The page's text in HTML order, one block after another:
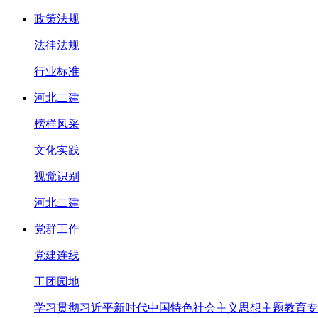
政策法规
法律法规
行业标准
河北二建
榜样风采
文化实践
视觉识别
河北二建
党群工作
党建连线
工团园地
学习贯彻习近平新时代中国特色社会主义思想主题教育